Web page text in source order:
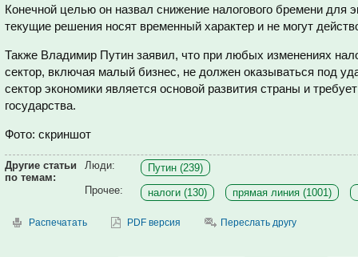
Конечной целью он назвал снижение налогового бремени для
текущие решения носят временный характер и не могут
Также Владимир Путин заявил, что при любых изменениях
сектор, включая малый бизнес, не должен оказываться под
сектор экономики является основой развития страны и
государства.
Фото: скриншот
Другие статьи
по темам:
Люди:
Путин (239)
Прочее:
налоги (130) прямая линия (1001)
Распечатать PDF версия Переслать другу